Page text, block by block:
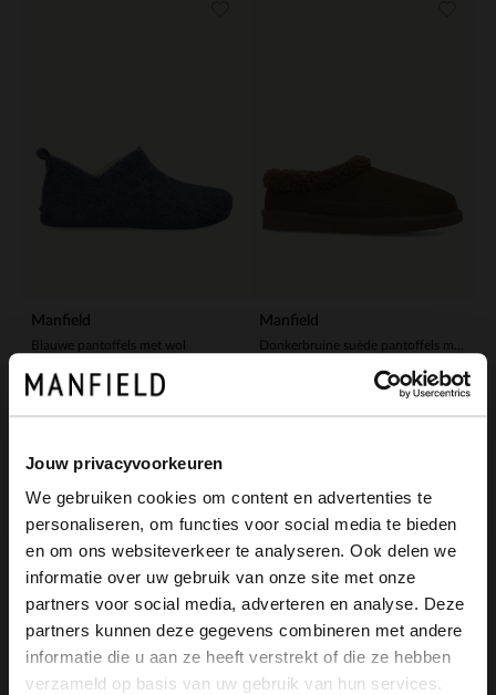
Jouw privacyvoorkeuren
We gebruiken cookies om content en advertenties te
personaliseren, om functies voor social media te bieden
en om ons websiteverkeer te analyseren. Ook delen we
informatie over uw gebruik van onze site met onze
partners voor social media, adverteren en analyse. Deze
partners kunnen deze gegevens combineren met andere
informatie die u aan ze heeft verstrekt of die ze hebben
verzameld op basis van uw gebruik van hun services.
Manfield
Blauwe pantoffels met wol
39.99
Manfield
×
View this website in English?
It looks like your language isn't Dutch. Would
you like to switch to English?